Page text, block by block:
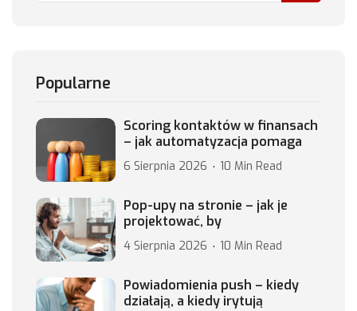
Popularne
Scoring kontaktów w finansach
– jak automatyzacja pomaga
6 Sierpnia 2026 10 Min Read
Pop-upy na stronie – jak je
projektować, by
4 Sierpnia 2026 10 Min Read
Powiadomienia push – kiedy
działają, a kiedy irytują